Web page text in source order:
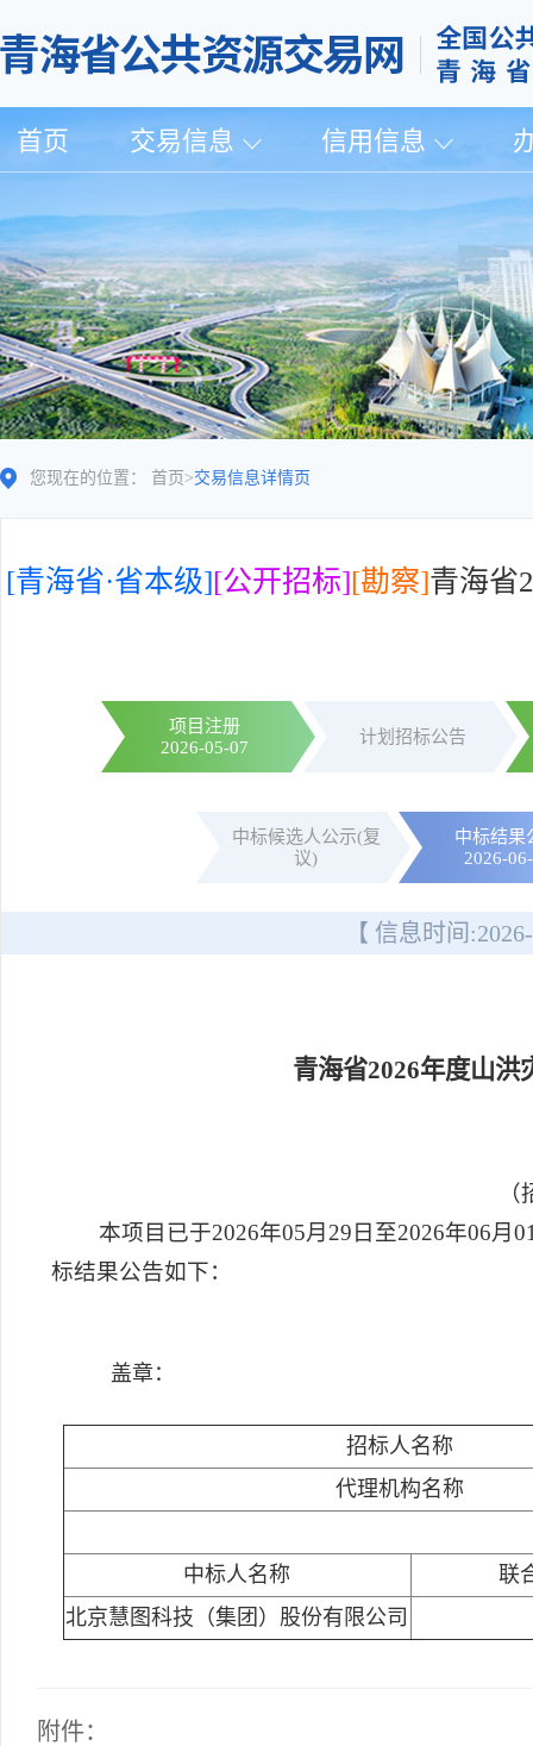
首页 交易信息 信用信息
您现在的位置： 首页 >交易信息详情页
[青海省·省本级][公开招标][勘察]青海省
项目注册
2026-05-07
计划招标公告
中标候选人公示(复
议)
中标结果
2026-
【 信息时间:
青海省2026年度山
本项目已于2026年05月29日至2026年06月
标结果公告如下：
盖章：
招标人名称
代理机构名称
中标人名称
联
北京慧图科技（集团）股份有限公司
附件：